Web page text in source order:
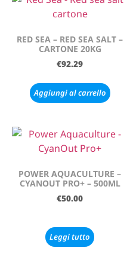
RED SEA – RED SEA SALT –
CARTONE 20KG
€92.29
Aggiungi al carrello
POWER AQUACULTURE –
CYANOUT PRO+ – 500ML
€50.00
Leggi tutto